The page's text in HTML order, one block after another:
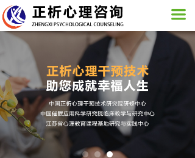
끀
网站首页
关于我们
活动展示
图片新闻
心理咨询服务
培训课程